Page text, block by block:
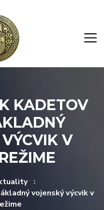
KADETOV
V
vojenský výcvik v